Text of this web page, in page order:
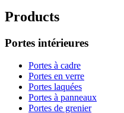
Products
Portes intérieures
Portes à cadre
Portes en verre
Portes laquées
Portes à panneaux
Portes de grenier